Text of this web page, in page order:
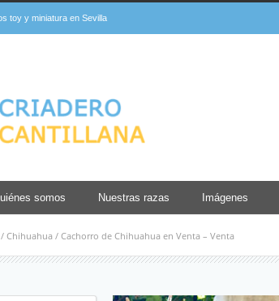
toy y miniatura en Sevilla
somos Nuestras razas Imágenes
/ Chihuahua / Cachorro de Chihuahua en Venta – Venta